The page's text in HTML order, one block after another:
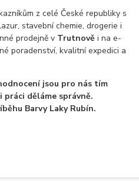
z celé České republiky s
stavební chemie, drogerie i
prodejně v Trutnově i na e-
poradenství, kvalitní expedici a
jsou pro nás tím
práci děláme správně.
Barvy Laky Rubín.